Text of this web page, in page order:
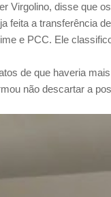
Virgolino, disse que
feita a transferência
e PCC. Ele
de que haveria
não descartar a